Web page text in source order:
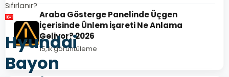
Sıfırlanır?
Hyundai
Bayon
Araba Gösterge Panelinde Üçgen
İçerisinde Ünlem İşareti Ne Anlama
Geliyor? 2026
15,1k görüntüleme